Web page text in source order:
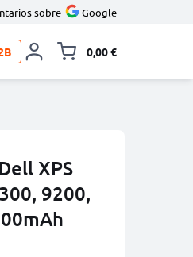
sobre Google
0,00 €
XPS
9200,